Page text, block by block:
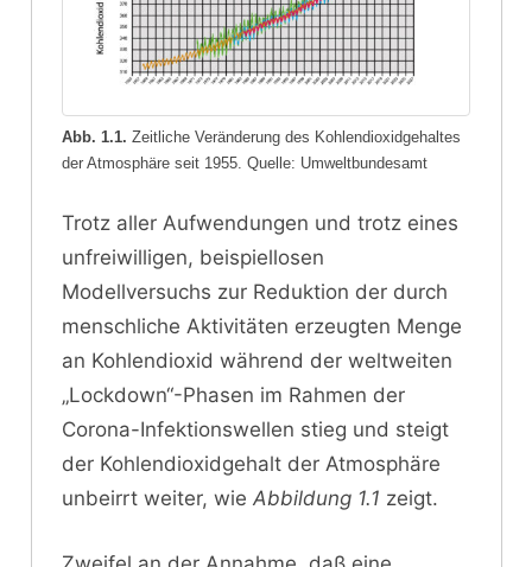
Abb. 1.1. Zeitliche Veränderung des Kohlendioxidgehaltes
der Atmosphäre seit 1955. Quelle: Umweltbundesamt
Trotz aller Aufwendungen und trotz eines
unfreiwilligen, beispiellosen
Modellversuchs zur Reduktion der durch
menschliche Aktivitäten erzeugten Menge
an Kohlendioxid während der weltweiten
„Lockdown“-Phasen im Rahmen der
Corona-Infektionswellen stieg und steigt
der Kohlendioxidgehalt der Atmosphäre
unbeirrt weiter, wie Abbildung 1.1 zeigt.